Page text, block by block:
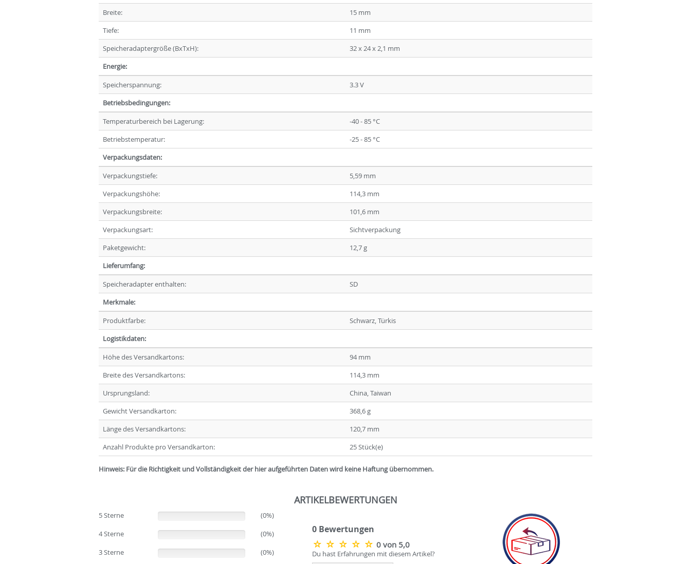
Breite:
15 mm
Tiefe:
11 mm
Speicheradaptergröße (BxTxH):
32 x 24 x 2,1 mm
Energie:
Speicherspannung:
3.3 V
Betriebsbedingungen:
Temperaturbereich bei Lagerung:
-40 - 85 °C
Betriebstemperatur:
-25 - 85 °C
Verpackungsdaten:
Verpackungstiefe:
5,59 mm
Verpackungshöhe:
114,3 mm
Verpackungsbreite:
101,6 mm
Verpackungsart:
Sichtverpackung
Paketgewicht:
12,7 g
Lieferumfang:
Speicheradapter enthalten:
SD
Merkmale:
Produktfarbe:
Schwarz, Türkis
Logistikdaten:
Höhe des Versandkartons:
94 mm
Breite des Versandkartons:
114,3 mm
Ursprungsland:
China, Taiwan
Gewicht Versandkarton:
368,6 g
Länge des Versandkartons:
120,7 mm
Anzahl Produkte pro Versandkarton:
25 Stück(e)
Hinweis: Für die Richtigkeit und Vollständigkeit der hier aufgeführten Daten wird keine Haftung übernommen.
ARTIKELBEWERTUNGEN
5 Sterne
(0%)
4 Sterne
(0%)
3 Sterne
(0%)
0 Bewertungen
0 von 5,0
Du hast Erfahrungen mit diesem Artikel?